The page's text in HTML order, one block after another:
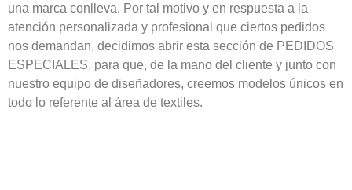
una marca conlleva. Por tal motivo y en respuesta a la
atención personalizada y profesional que ciertos pedidos
nos demandan, decidimos abrir esta sección de PEDIDOS
ESPECIALES, para que, de la mano del cliente y junto con
nuestro equipo de diseñadores, creemos modelos únicos en
todo lo referente al área de textiles.